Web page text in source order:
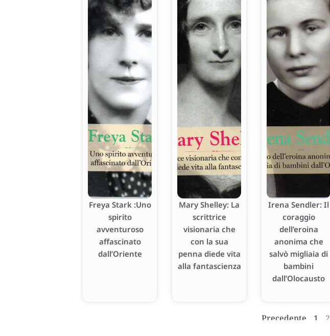
Freya Stark :Uno
spirito
avventuroso
affascinato
dall’Oriente
Mary Shelley: La
scrittrice
visionaria che
con la sua
penna diede vita
alla fantascienza
Irena Sendler: Il
coraggio
dell’eroina
anonima che
salvò migliaia di
bambini
dall’Olocausto
Precedente 1 2